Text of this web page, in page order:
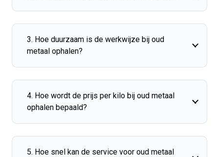
3. Hoe duurzaam is de werkwijze bij oud
metaal ophalen?
4. Hoe wordt de prijs per kilo bij oud metaal
ophalen bepaald?
5. Hoe snel kan de service voor oud metaal